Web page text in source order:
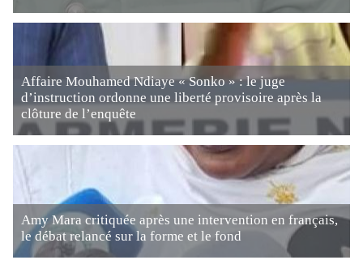
Affaire Mouhamed Ndiaye « Sonko » : le juge
d’instruction ordonne une liberté provisoire après la
clôture de l’enquête
Amy Mara critiquée après une intervention en français,
le débat relancé sur la forme et le fond